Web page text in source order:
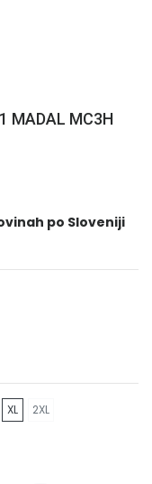
MADAL MC3H
po Sloveniji
XL 2XL